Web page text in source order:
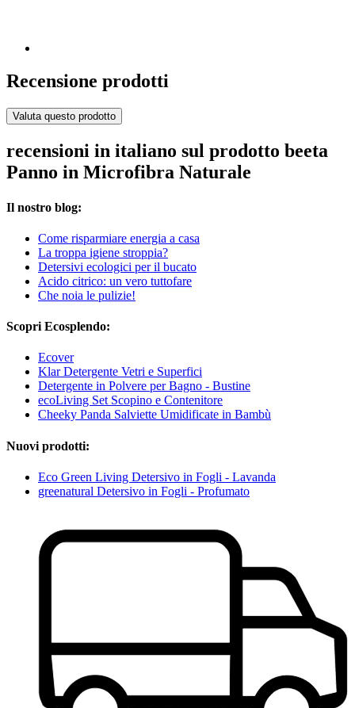
Recensione prodotti
Valuta questo prodotto
recensioni in italiano sul prodotto beeta
Panno in Microfibra Naturale
Il nostro blog:
Come risparmiare energia a casa
La troppa igiene stroppia?
Detersivi ecologici per il bucato
Acido citrico: un vero tuttofare
Che noia le pulizie!
Scopri Ecosplendo:
Ecover
Klar Detergente Vetri e Superfici
Detergente in Polvere per Bagno - Bustine
ecoLiving Set Scopino e Contenitore
Cheeky Panda Salviette Umidificate in Bambù
Nuovi prodotti:
Eco Green Living Detersivo in Fogli - Lavanda
greenatural Detersivo in Fogli - Profumato